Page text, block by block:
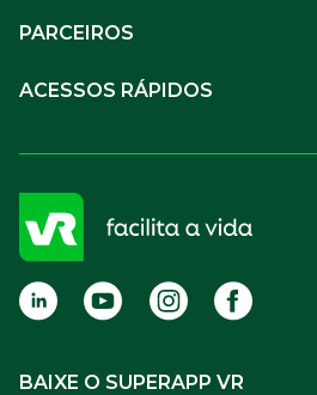
Benefícios
Soluções Financeiras
Compre Online
PARCEIROS
Parceiro VR
APP VR Estabelecimentos
ACESSOS RÁPIDOS
Sou empresa
FAQ
Termos de Uso
BAIXE O SUPERAPP VR